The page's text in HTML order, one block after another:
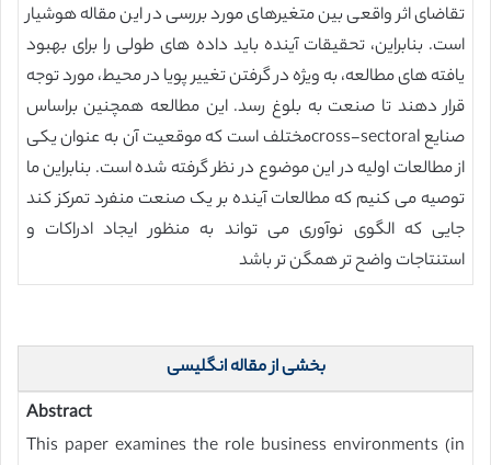
تقاضای اثر واقعی بین متغیرهای مورد بررسی در این مقاله هوشیار
است. بنابراین، تحقیقات آینده باید داده های طولی را برای بهبود
یافته های مطالعه، به ویژه در گرفتن تغییر پویا در محیط، مورد توجه
قرار دهند تا صنعت به بلوغ رسد. این مطالعه همچنین براساس
صنایع cross-sectoralمختلف است که موقعیت آن به عنوان یکی
از مطالعات اولیه در این موضوع در نظر گرفته شده است. بنابراین ما
توصیه می کنیم که مطالعات آینده بر یک صنعت منفرد تمرکز کند
جایی که الگوی نوآوری می تواند به منظور ایجاد ادراکات و
استنتاجات واضح تر همگن تر باشد
بخشی از مقاله انگلیسی
Abstract
This paper examines the role business environments (in